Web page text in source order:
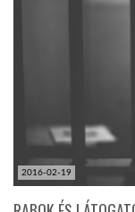
2016-02-19